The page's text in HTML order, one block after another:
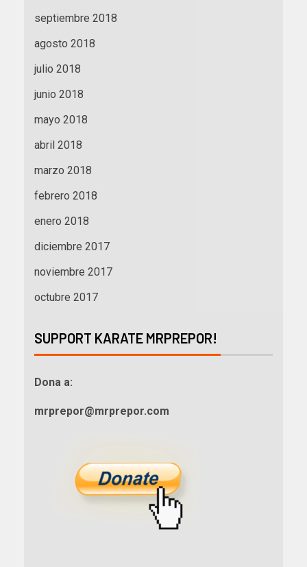
septiembre 2018
agosto 2018
julio 2018
junio 2018
mayo 2018
abril 2018
marzo 2018
febrero 2018
enero 2018
diciembre 2017
noviembre 2017
octubre 2017
SUPPORT KARATE MRPREPOR!
Dona a:
mrprepor@mrprepor.com